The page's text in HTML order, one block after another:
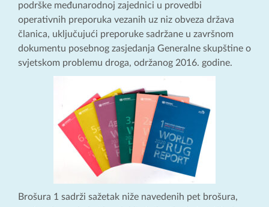
podrške međunarodnoj zajednici u provedbi
operativnih preporuka vezanih uz niz obveza država
članica, uključujući preporuke sadržane u završnom
dokumentu posebnog zasjedanja Generalne skupštine o
svjetskom problemu droga, održanog 2016. godine.
Brošura 1 sadrži sažetak niže navedenih pet brošura,